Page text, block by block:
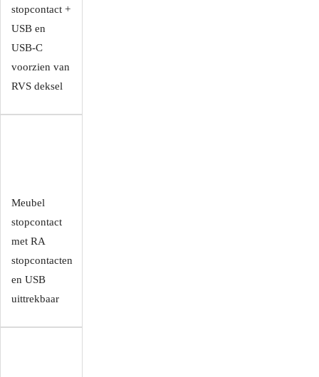
stopcontact +
USB en
USB-C
voorzien van
RVS deksel
Meubel
stopcontact
met RA
stopcontacten
en USB
uittrekbaar